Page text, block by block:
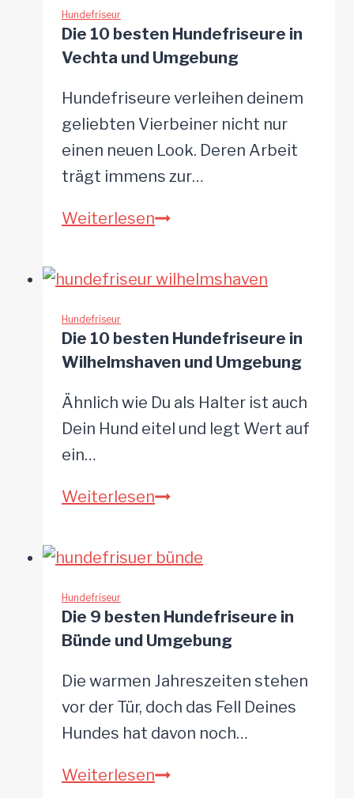
Pulheim
und
Umgebung
Hundefriseur
Die 10 besten Hundefriseure in
Vechta und Umgebung
Hundefriseure verleihen deinem
geliebten Vierbeiner nicht nur
einen neuen Look. Deren Arbeit
trägt immens zur…
WeiterlesenDie
besten
Vechta
und
Umgebung
Hundefriseur
Die 10 besten Hundefriseure in
Wilhelmshaven und Umgebung
Ähnlich wie Du als Halter ist auch
Dein Hund eitel und legt Wert auf
ein…
WeiterlesenDie
besten
Wilhelmshaven
und
Umgebung
Hundefriseur
Die 9 besten Hundefriseure in
Bünde und Umgebung
Die warmen Jahreszeiten stehen
vor der Tür, doch das Fell Deines
Hundes hat davon noch…
WeiterlesenDie